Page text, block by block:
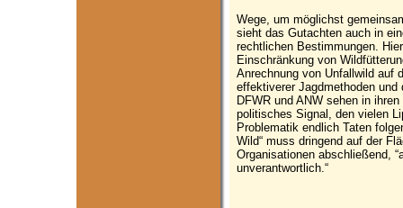
Wege, um möglichst
sieht das Gutachten auch in
rechtlichen Bestimmungen.
Einschränkung von
Anrechnung von Unfallwild auf
effektiverer Jagdmethoden
DFWR und ANW sehen in
politisches Signal, den vielen
Problematik endlich Taten
Wild“ muss dringend auf der
Organisationen abschließend,
unverantwortlich.“